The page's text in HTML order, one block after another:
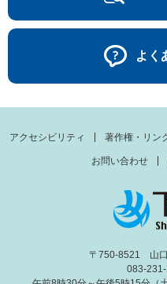
よく
アクセシビリティ 著作権・リン
お問い合わせ
〒750-8521 山口
083-231-